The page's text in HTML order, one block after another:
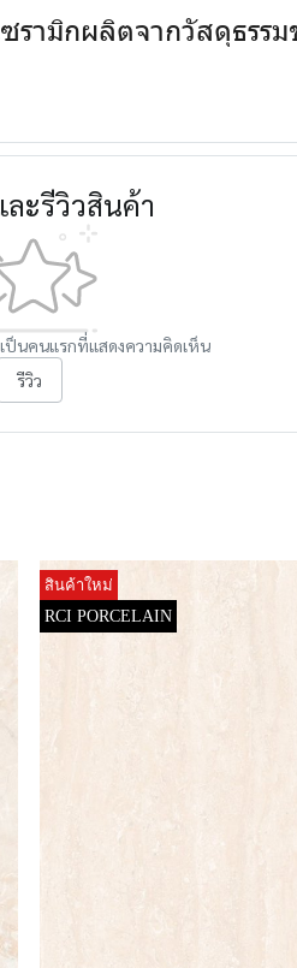
ซรามิกผลิตจากวัสดุธร
ะรีวิวสินค้า
ป็นคนแรกที่แสดงความคิดเห็น
รีวิว
สินค้าใหม่
RCI PORCELAIN